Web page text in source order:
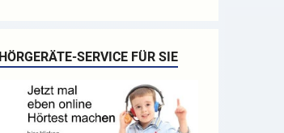
HÖRGERÄTE-SERVICE FÜR SIE